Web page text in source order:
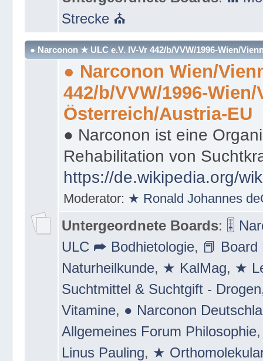
Strecke ⛪
● Narconon ★ ULC e.V. IV-Vr 442/b/VVW/1996-Wien/
● Narconon Wien/
442/b/VVW/1996-Wien/
Österreich/Austria-EU
● Narconon ist eine
Rehabilitation von
https://de.wikipedia.org/
Moderator: ★ Ronald Johannes
Untergeordnete Boards: 🎚
ULC ➦ Bodhietologie, 📕
Naturheilkunde, ★ KalMag, ★
Suchtmittel & Suchtgift - Drogen
Vitamine, ● Narconon
Allgemeines Forum Philosophie
Linus Pauling, ★